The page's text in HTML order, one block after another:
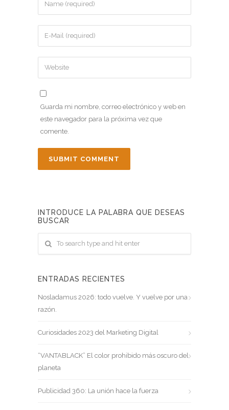
Guarda mi nombre, correo electrónico y web en
este navegador para la próxima vez que
comente.
INTRODUCE LA PALABRA QUE DESEAS
BUSCAR
ENTRADAS RECIENTES
Nosladamus 2026: todo vuelve. Y vuelve por una
razón.
Curiosidades 2023 del Marketing Digital
“VANTABLACK” El color prohibido más oscuro del
planeta
Publicidad 360: La unión hace la fuerza